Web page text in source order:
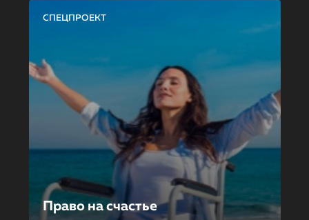
СПЕЦПРОЕКТ
Право на счастье